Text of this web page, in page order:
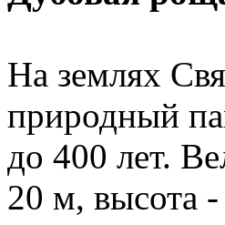
На землях
природный
до 400 лет.
20 м, высота